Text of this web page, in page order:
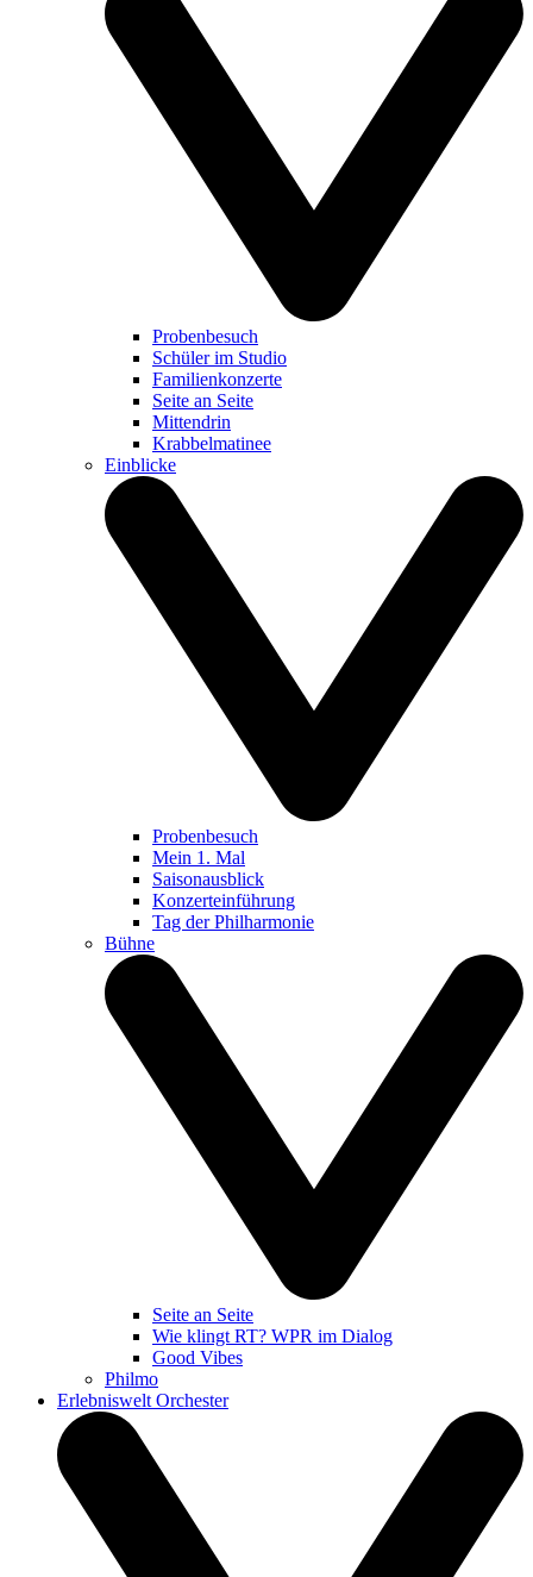
Probenbesuch
Schüler im Studio
Familienkonzerte
Seite an Seite
Mittendrin
Krabbelmatinee
Einblicke
Probenbesuch
Mein 1. Mal
Saisonausblick
Konzerteinführung
Tag der Philharmonie
Bühne
Seite an Seite
Wie klingt RT? WPR im Dialog
Good Vibes
Philmo
Erlebniswelt Orchester